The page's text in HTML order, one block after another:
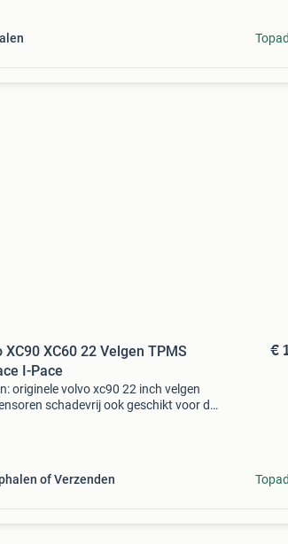
XC90 XC60 22 Velgen TPMS
I-Pace
originele volvo xc90 22 inch velgen
schadevrij ook geschikt voor de
of Verzenden
€